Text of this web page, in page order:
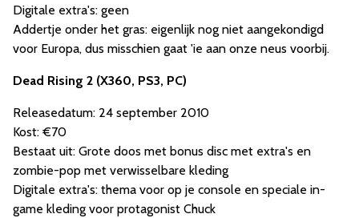
Digitale extra's: geen
Addertje onder het gras: eigenlijk nog niet aangekondigd
voor Europa, dus misschien gaat 'ie aan onze neus voorbij.
Dead Rising 2 (X360, PS3, PC)
Releasedatum: 24 september 2010
Kost: €70
Bestaat uit: Grote doos met bonus disc met extra's en
zombie-pop met verwisselbare kleding
Digitale extra's: thema voor op je console en speciale in-
game kleding voor protagonist Chuck